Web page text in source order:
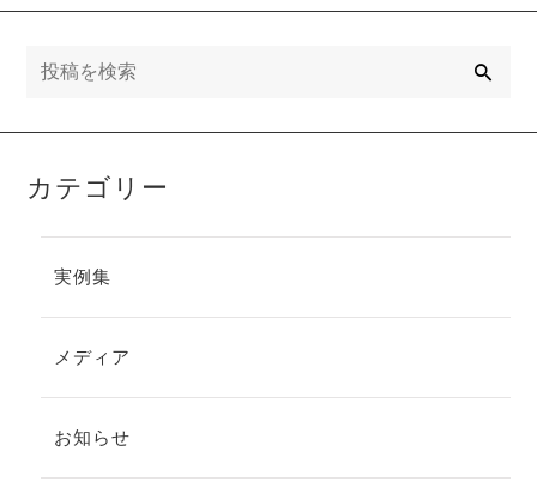
カテゴリー
実例集
メディア
お知らせ